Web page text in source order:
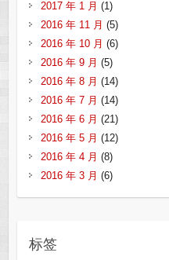
2017 年 1 月 (1)
2016 年 11 月 (5)
2016 年 10 月 (6)
2016 年 9 月 (5)
2016 年 8 月 (14)
2016 年 7 月 (14)
2016 年 6 月 (21)
2016 年 5 月 (12)
2016 年 4 月 (8)
2016 年 3 月 (6)
标签